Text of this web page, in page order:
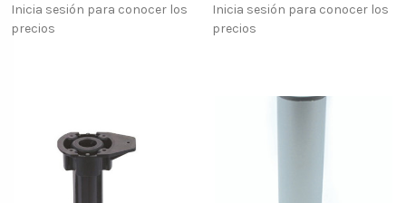
Inicia sesión para conocer los
precios
Inicia sesión para conocer los
precios